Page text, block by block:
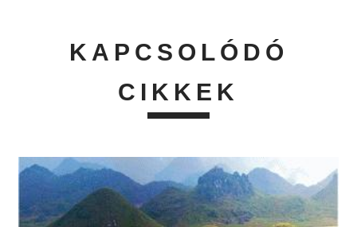
KAPCSOLÓDÓ
CIKKEK